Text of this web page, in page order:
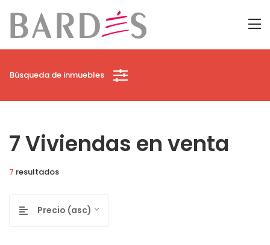
Búsqueda de inmuebles
7 Viviendas en venta
7 resultados
Precio (asc)